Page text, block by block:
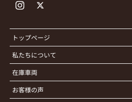
トップページ
私たちについて
在庫車両
お客様の声